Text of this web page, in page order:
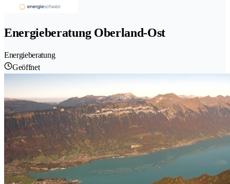
Energieberatung Oberland-Ost
Energieberatung
Geöffnet